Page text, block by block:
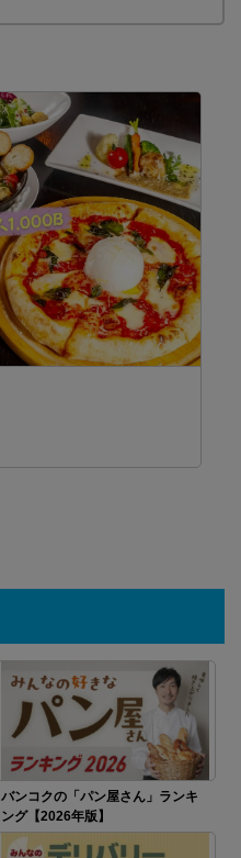
バンコクの「パン屋さん」ランキ
ング【2026年版】